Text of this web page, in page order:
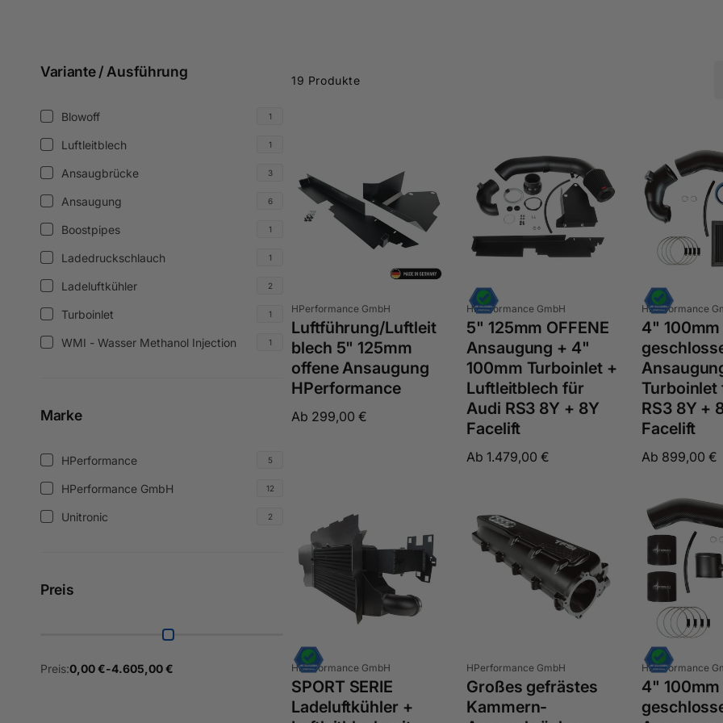
Produktraster
Variante / Ausführung
Variante
/
Blowoff 1
Blowoff
(1
Produkt)
Luftleitblech 1
Luftleitblech
(1
Produkt)
Ansaugbrücke 3
Ansaugbrücke
(3
Produkte)
Ansaugung 6
Ansaugung
(6
Produkte)
Boostpipes 1
Boostpipes
(1
Produkt)
Ladedruckschlauch 1
Ladedruckschlauch
(1
Produkt)
Ladeluftkühler 2
Ladeluftkühler
(2
Produkte)
Turboinlet 1
Turboinlet
(1
WMI - Wasser Methanol Injection 1
WMI
Methanol
(1
Produkt)
Marke
MarkeHPerformance 5
HPerformance
(5
Produkte)
HPerformance GmbH 12
HPerformance
GmbHUnitronic 2
Unitronic
Preis
Preis:0,00 €-4.605,00 €
19 Produkte
Anbieter:
HPerformance GmbH
Luftführung/Luftleit
blech 5" 125mm
offene Ansaugung
HPerformance
Normaler
Ab 299,00 €
Anbieter:
HPerformance GmbH
5" 125mm OFFENE
Ansaugung + 4"
100mm Turboinlet +
Luftleitblech für
Audi RS3 8Y + 8Y
Facelift
Normaler
Ab 1.479,00 €
Anbieter:
HPerformance
4" 100mm
Turboinlet
RS3 8Y +
Facelift
Normaler
Ab 899,00 €
Anbieter:
HPerformance GmbH
SPORT SERIE
Ladeluftkühler +
Anbieter:
HPerformance GmbH
Großes gefrästes
Kammern-
Anbieter:
HPerformance
4" 100mm